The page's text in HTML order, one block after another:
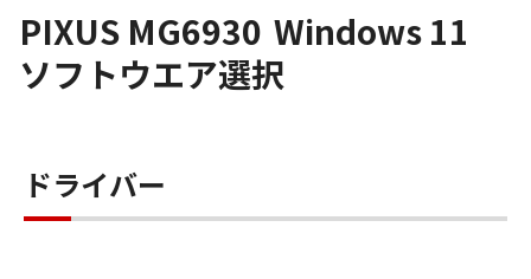
PIXUS MG6930 Windows 11
ソフトウエア選択
ドライバー